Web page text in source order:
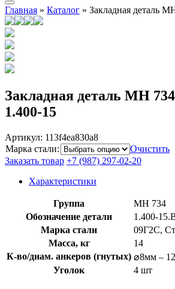
Главная » Каталог » Закладная деталь
Закладная деталь МН
1.400-15
Артикул: 113f4ea830a8
Марка стали:
Очистить
Заказать товар +7 (987) 297-02-20
Характеристики
Группа
МН 734
Обозначение детали
1.400-
Марка стали
09Г2С,
Масса, кг
14
К-во/диам. анкеров (гнутых) ⌀8мм –
Уголок
4 шт